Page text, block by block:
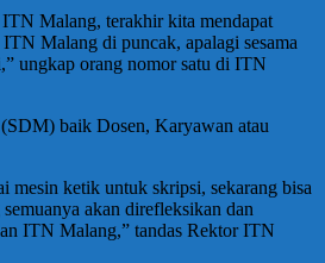
Malang, terakhir kita mendapat
Malang di puncak, apalagi sesama
ungkap orang nomor satu di ITN
baik Dosen, Karyawan atau
mesin ketik untuk skripsi, sekarang bisa
akan direfleksikan dan
ITN Malang,” tandas Rektor ITN